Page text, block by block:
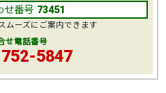
せ番号 73451
ムーズにご案内できます
せ電話番号
5847